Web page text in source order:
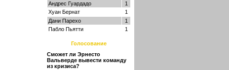
Андрес Гуардадо
1
Хуан Бернат
1
Дани Парехо
1
Пабло Пьятти
1
Голосование
Сможет ли Эрнесто
Вальверде вывести команду
из кризиса?